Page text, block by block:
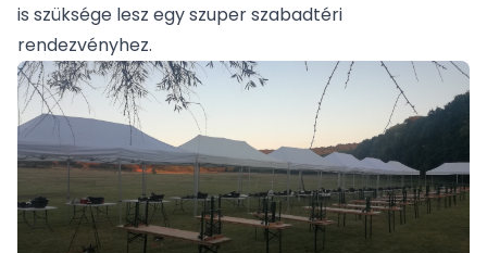
is szüksége lesz egy szuper szabadtéri
rendezvényhez.